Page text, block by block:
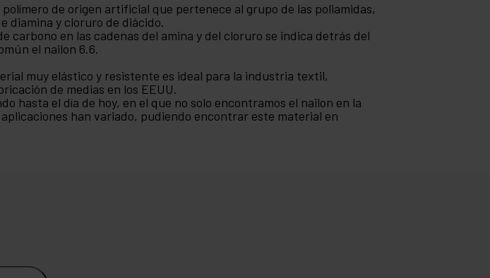
de origen artificial que pertenece al grupo de las poliamidas,
diamina y cloruro de diácido.
carbono en las cadenas del amina y del cloruro se indica detrás del
el nailon 6.6.
muy elástico y resistente es ideal para la industria textil,
de medias en los EEUU.
hasta el día de hoy, en el que no solo encontramos el nailon en la
han variado, pudiendo encontrar este material en